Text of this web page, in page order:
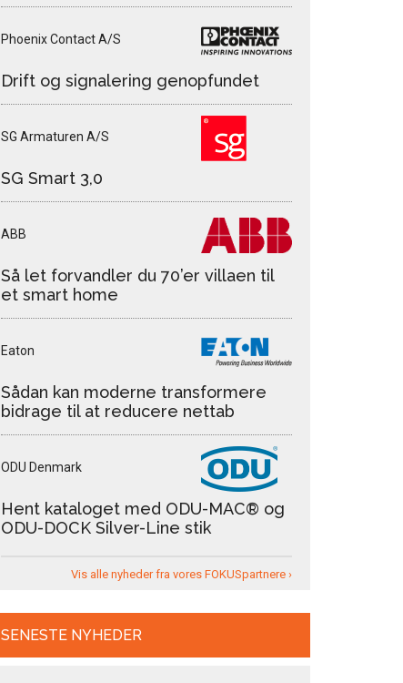
Phoenix Contact A/S
Drift og signalering genopfundet
SG Armaturen A/S
SG Smart 3,0
ABB
Så let forvandler du 70’er villaen til
et smart home
Eaton
Sådan kan moderne transformere
bidrage til at reducere nettab
ODU Denmark
Hent kataloget med ODU-MAC® og
ODU-DOCK Silver-Line stik
Vis alle nyheder fra vores FOKUSpartnere ›
SENESTE NYHEDER